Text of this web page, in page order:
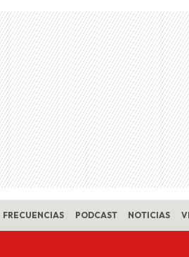
FRECUENCIAS PODCAST NOTICIAS